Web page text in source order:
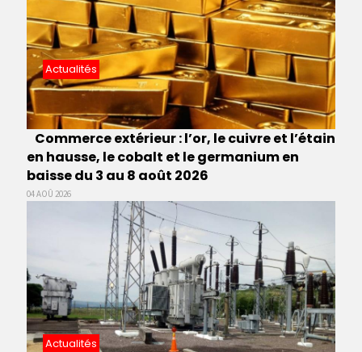
Actualités
Commerce extérieur : l’or, le cuivre et l’étain
en hausse, le cobalt et le germanium en
baisse du 3 au 8 août 2026
04 AOÛ 2026
Actualités